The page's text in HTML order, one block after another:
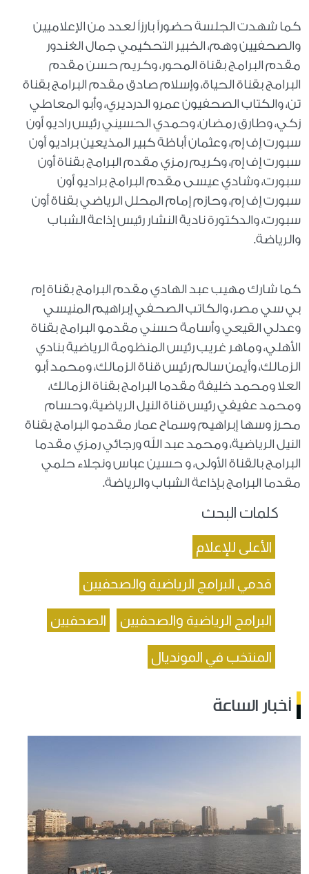
كما شهدت الجلسة حضوراً بارزاً لعدد من الإعلاميين
والصحفيين وهم، الخبير التحكيمي جمال الغندور
مقدم البرامج بقناة المحور، وكريم حسن مقدم
البرامج بقناة الحياة، وإسلام صادق مقدم البرامج بقناة
تن، والكتاب الصحفيون عمرو الدرديري، وأبو المعاطي
زكي، وطارق رمضان، وحمدي الحسيني رئيس راديو أون
سبورت إف إم، وعثمان أباظة كبير المذيعين براديو أون
سبورت إف إم، وكريم رمزي مقدم البرامج بقناة أون
سبورت، وشادي عيسى مقدم البرامج براديو أون
سبورت إف إم، وحازم إمام المحلل الرياضي بقناة أون
سبورت، والدكتورة نادية النشار رئيس إذاعة الشباب
والرياضة.
كما شارك مهيب عبد الهادي مقدم البرامج بقناة إم
بي سي مصر، والكاتب الصحفي إبراهيم المنيسي
وعدلي القيعي وأسامة حسني مقدمو البرامج بقناة
الأهلي، وماهر غريب رئيس المنظومة الرياضية بنادي
الزمالك، وأيمن سالم رئيس قناة الزمالك، ومحمد أبو
العلا ومحمد خليفة مقدما البرامج بقناة الزمالك،
ومحمد عفيفي رئيس قناة النيل الرياضية، وحسام
محرز وسها إبراهيم وسماح عمار مقدمو البرامج بقناة
النيل الرياضية، ومحمد عبد الله ورجائي رمزي مقدما
البرامج بالقناة الأولى، و حسين عباس ونجلاء حلمي
مقدما البرامج بإذاعة الشباب والرياضة.
كلمات البحث
الأعلى للإعلام
قدمي البرامج الرياضية والصحفيين
البرامج الرياضية والصحفيين الصحفيين
المنتخب في المونديال
أخبار الساعة